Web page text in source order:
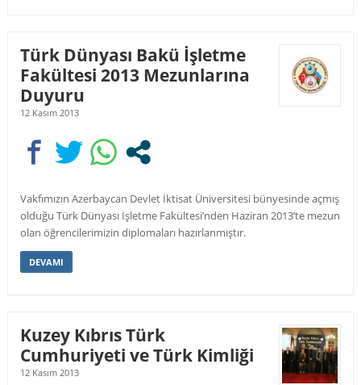
Türk Dünyası Bakü İşletme
Fakültesi 2013 Mezunlarına
Duyuru
12 Kasım 2013
Vakfımızın Azerbaycan Devlet İktisat Üniversitesi bünyesinde açmış
olduğu Türk Dünyası İşletme Fakültesi’nden Haziran 2013’te mezun
olan öğrencilerimizin diplomaları hazırlanmıştır.
DEVAMI
Kuzey Kıbrıs Türk
Cumhuriyeti ve Türk Kimliği
12 Kasım 2013